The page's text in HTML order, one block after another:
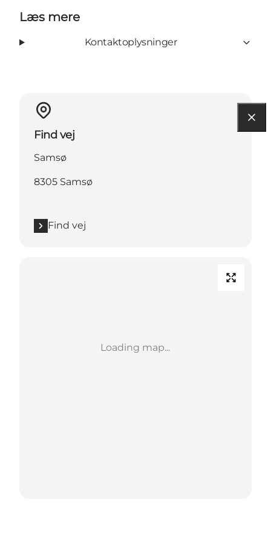
Læs mere
Kontaktoplysninger
Find vej
Samsø
8305 Samsø
Find vej
Loading map...